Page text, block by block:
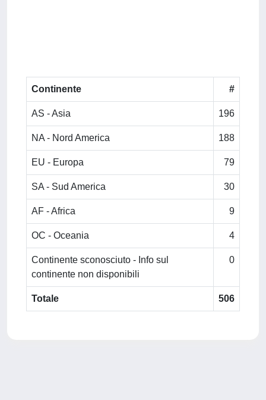
Continente #
AS - Asia 196
NA - Nord America 188
EU - Europa 79
SA - Sud America 30
AF - Africa 9
OC - Oceania 4
Continente sconosciuto - Info sul
continente non disponibili
0
Totale 506